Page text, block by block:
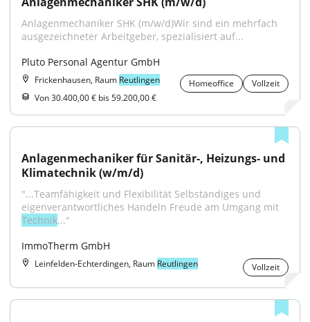
Anlagenmechaniker SHK (m/w/d)Wir sind ein mehrfach
ausgezeichneter Arbeitgeber, spezialisiert auf...
Pluto Personal Agentur GmbH
Frickenhausen, Raum Reutlingen Homeoffice
Vollzeit
Von 30.400,00 € bis 59.200,00 €
Anlagenmechaniker für Sanitär-, Heizungs- und
Klimatechnik (w/m/d)
"...Teamfähigkeit und Flexibilität Selbständiges und
Technik..."
ImmoTherm GmbH
Leinfelden-Echterdingen, Raum Reutlingen Vollzeit